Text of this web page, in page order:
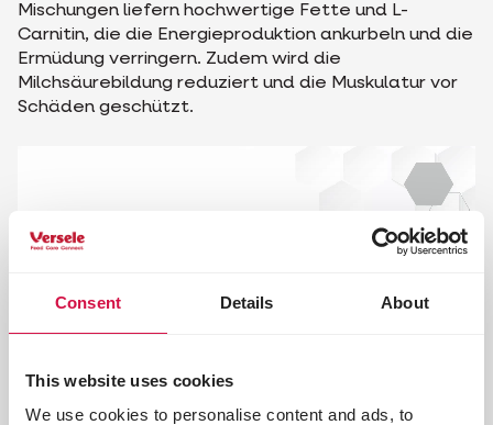
Consent Details About
This website uses cookies
We use cookies to personalise content and ads, to
Mischungen liefern hochwertige Fette und L-
Carnitin, die die Energieproduktion ankurbeln und die
Ermüdung verringern. Zudem wird die
Milchsäurebildung reduziert und die Muskulatur vor
Schäden geschützt.